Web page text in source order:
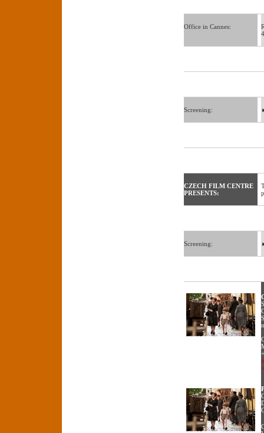
Office in Cannes:
Screening:
CZECH FILM CENTRE
PRESENTS:
Screening: